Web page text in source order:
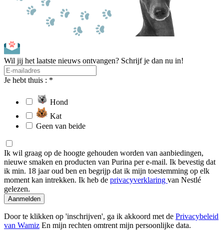
Wil jij het laatste nieuws ontvangen? Schrijf je dan nu in!
Je hebt thuis : *
Hond
Kat
Geen van beide
Ik wil graag op de hoogte gehouden worden van aanbiedingen,
nieuwe smaken en producten van Purina per e-mail. Ik bevestig dat
ik min. 18 jaar oud ben en begrijp dat ik mijn toestemming op elk
moment kan intrekken. Ik heb de privacyverklaring van Nestlé
gelezen.
Aanmelden
Door te klikken op 'inschrijven', ga ik akkoord met de Privacybeleid
van Wamiz En mijn rechten omtrent mijn persoonlijke data.